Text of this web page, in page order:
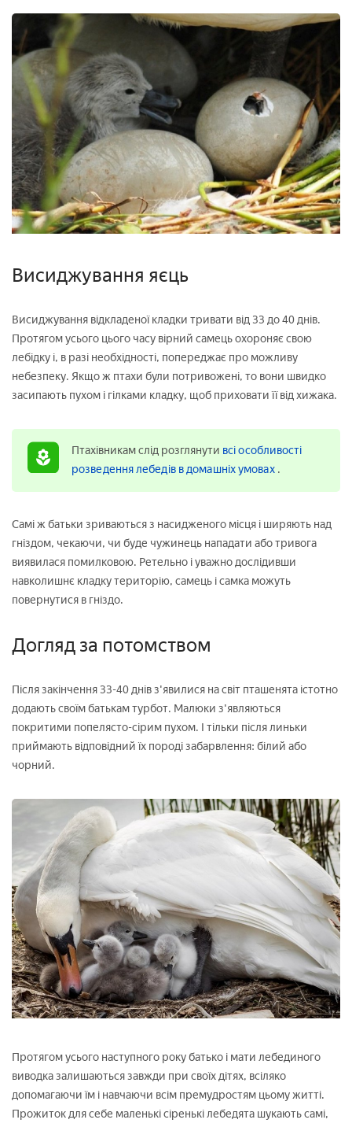
Висиджування яєць
Висиджування відкладеної кладки тривати від 33 до 40 днів.
Протягом усього цього часу вірний самець охороняє свою
лебідку і, в разі необхідності, попереджає про можливу
небезпеку. Якщо ж птахи були потривожені, то вони швидко
засипають пухом і гілками кладку, щоб приховати її від хижака.
Птахівникам слід розглянути всі особливості
розведення лебедів в домашніх умовах .
Самі ж батьки зриваються з насидженого місця і ширяють над
гніздом, чекаючи, чи буде чужинець нападати або тривога
виявилася помилковою. Ретельно і уважно дослідивши
навколишнє кладку територію, самець і самка можуть
повернутися в гніздо.
Догляд за потомством
Після закінчення 33-40 днів з'явилися на світ пташенята істотно
додають своїм батькам турбот. Малюки з'являються
покритими попелясто-сірим пухом. І тільки після линьки
приймають відповідний їх породі забарвлення: білий або
чорний.
Протягом усього наступного року батько і мати лебединого
виводка залишаються завжди при своїх дітях, всіляко
допомагаючи їм і навчаючи всім премудростям цьому житті.
Прожиток для себе маленькі сіренькі лебедята шукають самі,